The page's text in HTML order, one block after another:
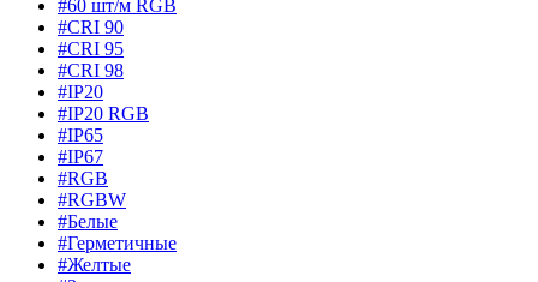
#60 шт/м RGB
#CRI 90
#CRI 95
#CRI 98
#IP20
#IP20 RGB
#IP65
#IP67
#RGB
#RGBW
#Белые
#Герметичные
#Желтые